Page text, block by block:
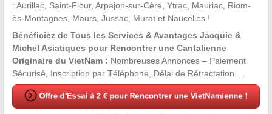
: Aurillac, Saint-Flour, Arpajon-sur-Cère, Ytrac, Mauriac, Riom-
ès-Montagnes, Maurs, Jussac, Murat et Naucelles !
Bénéficiez de Tous les Services & Avantages Jacquie &
Michel Asiatiques pour Rencontrer une Cantalienne
Originaire du VietNam : Nombreuses Annonces – Paiement
Sécurisé, Inscription par Téléphone, Délai de Rétractation …